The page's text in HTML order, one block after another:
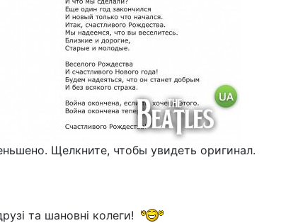
Щелкните, чтобы увидеть оригинал.
та шановні колеги!